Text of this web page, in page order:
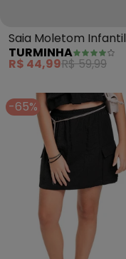
Saia Moletom Infantil
(Amar)
TURMINHA
R$ 44,99R$ 59,99
-65%